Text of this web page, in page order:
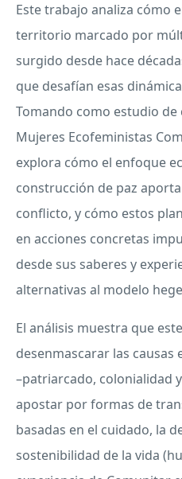
Este trabajo analiza cómo
territorio marcado por
surgido desde hace
que desafían esas
Tomando como estudio
Mujeres Ecofeministas
explora cómo el enfoque
construcción de paz
conflicto, y cómo estos
en acciones concretas
desde sus saberes y
alternativas al modelo
El análisis muestra que
desenmascarar las
–patriarcado, colonialidad
apostar por formas de
basadas en el cuidado, la
sostenibilidad de la vida